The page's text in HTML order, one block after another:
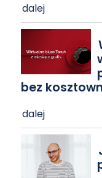
dalej
bez
dalej